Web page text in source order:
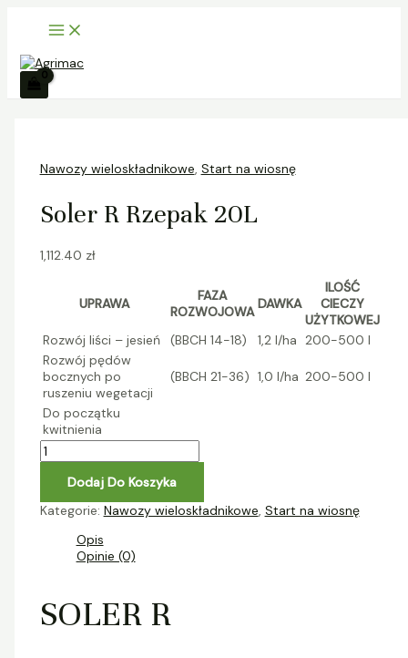
content
Nawozy wieloskładnikowe, Start na wiosnę
Soler R Rzepak 20L
1,112.40 zł
UPRAWA
FAZA
ROZWOJOWA DAWKA
ILOŚĆ
CIECZY
UŻYTKOWEJ
Rozwój liści – jesień
(BBCH 14-18) 1,2 l/ha 200-500 l
Rozwój pędów
bocznych po
ruszeniu wegetacji
(BBCH 21-36) 1,0 l/ha 200-500 l
Do początku
kwitnienia
Soler
Rzepak
20L
Dodaj Do Koszyka
Kategorie: Nawozy wieloskładnikowe, Start na wiosnę
Opis
Opinie (0)
SOLER R